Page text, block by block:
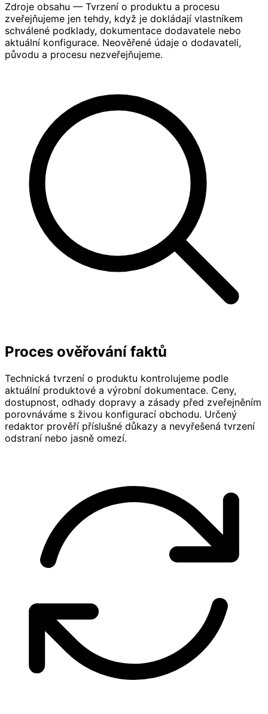
Zdroje obsahu — Tvrzení o produktu a procesu
zveřejňujeme jen tehdy, když je dokládají vlastníkem
schválené podklady, dokumentace dodavatele nebo
aktuální konfigurace. Neověřené údaje o dodavateli,
původu a procesu nezveřejňujeme.
Proces ověřování faktů
Technická tvrzení o produktu kontrolujeme podle
aktuální produktové a výrobní dokumentace. Ceny,
dostupnost, odhady dopravy a zásady před zveřejněním
porovnáváme s živou konfigurací obchodu. Určený
redaktor prověří příslušné důkazy a nevyřešená tvrzení
odstraní nebo jasně omezí.